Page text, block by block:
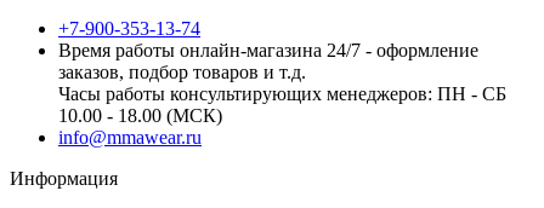
+7-900-353-13-74
Время работы онлайн-магазина 24/7 - оформление
заказов, подбор товаров и т.д.
Часы работы консультирующих менеджеров: ПН - СБ
10.00 - 18.00 (МСК)
info@mmawear.ru
Информация